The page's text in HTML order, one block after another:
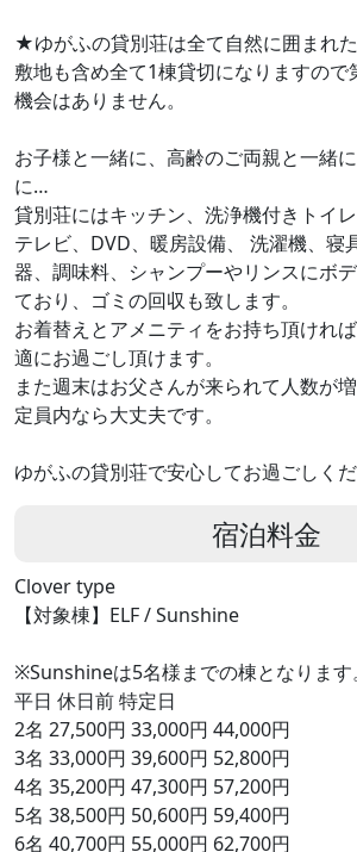
★ゆがふの貸別荘は全て自然に囲まれ
敷地も含め全て1棟貸切になりますので
機会はありません。
お子様と一緒に、高齢のご両親と一緒
に…
貸別荘にはキッチン、洗浄機付きトイレ
テレビ、DVD、暖房設備、 洗濯機、寝
器、調味料、シャンプーやリンスにボ
ており、ゴミの回収も致します。
お着替えとアメニティをお持ち頂けれ
適にお過ごし頂けます。
また週末はお父さんが来られて人数が
定員内なら大丈夫です。
ゆがふの貸別荘で安心してお過ごしくだ
宿泊料金
Clover type
【対象棟】ELF / Sunshine
※Sunshineは5名様までの棟となります。
平日 休日前 特定日
2名 27,500円 33,000円 44,000円
3名 33,000円 39,600円 52,800円
4名 35,200円 47,300円 57,200円
5名 38,500円 50,600円 59,400円
6名 40,700円 55,000円 62,700円